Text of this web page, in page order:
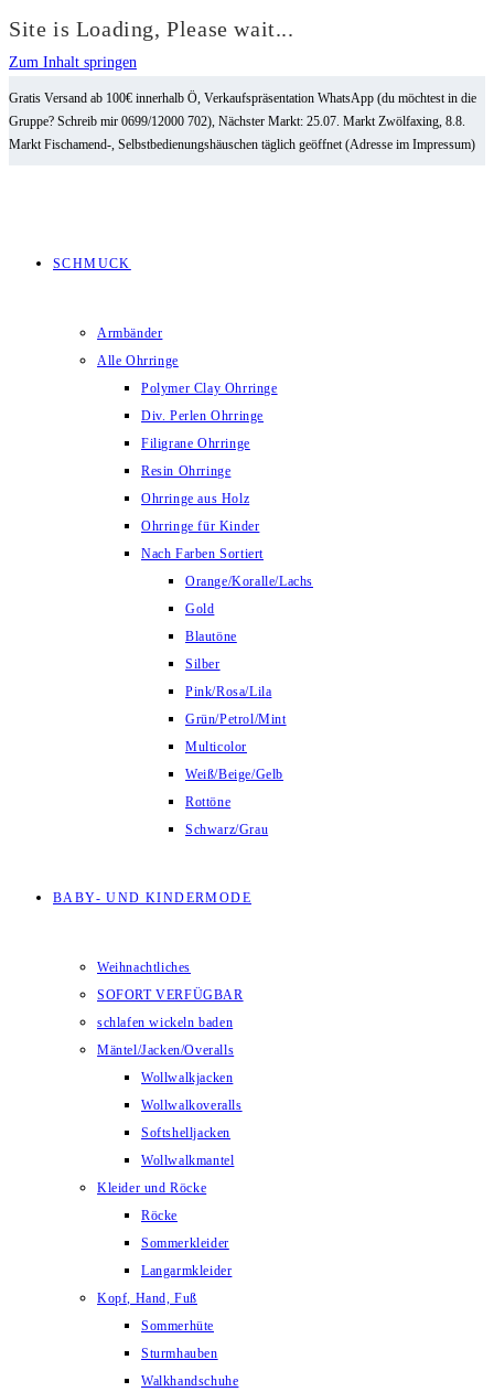
Site is Loading, Please wait...
Zum Inhalt springen
Gratis Versand ab 100€ innerhalb Ö, Verkaufspräsentation WhatsApp (du möchtest in die
Gruppe? Schreib mir 0699/12000 702), Nächster Markt: 25.07. Markt Zwölfaxing, 8.8.
Markt Fischamend-, Selbstbedienungshäuschen täglich geöffnet (Adresse im Impressum)
SCHMUCK
Armbänder
Alle Ohrringe
Polymer Clay Ohrringe
Div. Perlen Ohrringe
Filigrane Ohrringe
Resin Ohrringe
Ohrringe aus Holz
Ohrringe für Kinder
Nach Farben Sortiert
Orange/Koralle/Lachs
Gold
Blautöne
Silber
Pink/Rosa/Lila
Grün/Petrol/Mint
Multicolor
Weiß/Beige/Gelb
Rottöne
Schwarz/Grau
BABY- UND KINDERMODE
Weihnachtliches
SOFORT VERFÜGBAR
schlafen wickeln baden
Mäntel/Jacken/Overalls
Wollwalkjacken
Wollwalkoveralls
Softshelljacken
Wollwalkmantel
Kleider und Röcke
Röcke
Sommerkleider
Langarmkleider
Kopf, Hand, Fuß
Sommerhüte
Sturmhauben
Walkhandschuhe